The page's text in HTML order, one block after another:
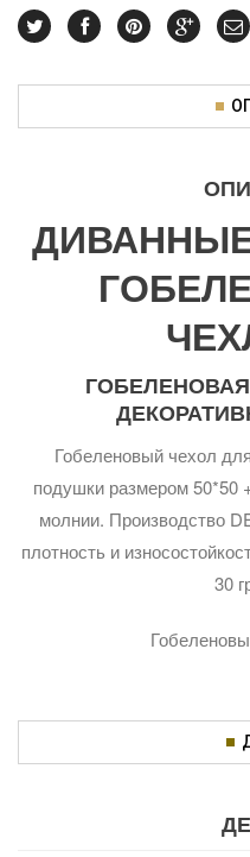
Гобеленовый чехол
подушки размером 50*50
молнии. Производство
плотность и
30